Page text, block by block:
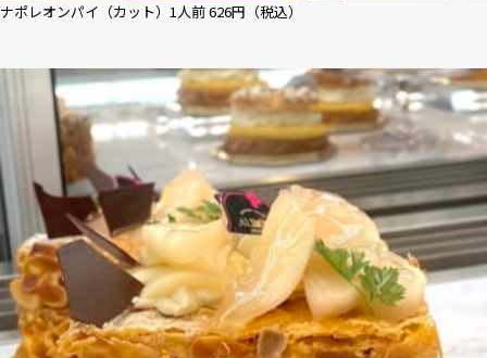
ナポレオンパイ（カット）1人前 626円（税込）